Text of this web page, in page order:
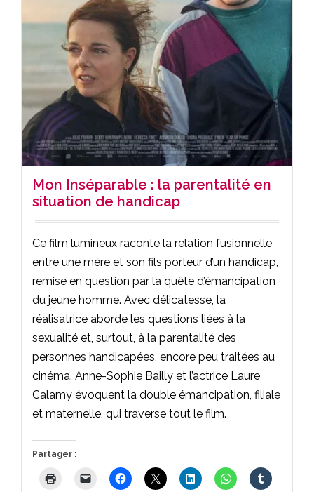
Mon Inséparable : la parentalité en
situation de handicap
Ce film lumineux raconte la relation fusionnelle
entre une mère et son fils porteur d’un handicap,
remise en question par la quête d’émancipation
du jeune homme. Avec délicatesse, la
réalisatrice aborde les questions liées à la
sexualité et, surtout, à la parentalité des
personnes handicapées, encore peu traitées au
cinéma. Anne-Sophie Bailly et l’actrice Laure
Calamy évoquent la double émancipation, filiale
et maternelle, qui traverse tout le film.
Partager :